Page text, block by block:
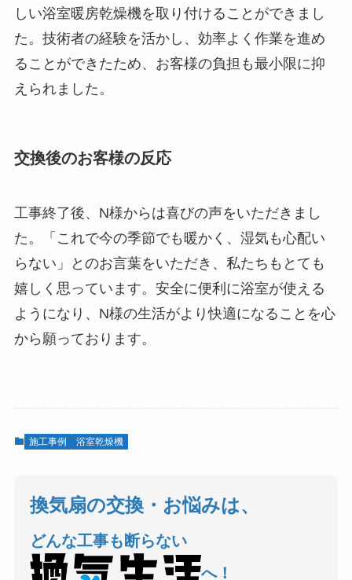
しい浴室暖房乾燥機を取り付けることができまし
た。技術者の経験を活かし、効率よく作業を進め
ることができたため、お客様の負担も最小限に抑
えられました。
交換後のお客様の反応
工事終了後、N様からは喜びの声をいただきまし
た。「これで今の季節でも暖かく、湿気も心配い
らない」とのお言葉をいただき、私たちもとても
嬉しく思っています。安全に便利に浴室が使える
ようになり、N様の生活がより快適になることを心
から願っております。
施工事例 浴室乾燥機
換気扇の交換・お悩みは、
どんな工事も断らない
へ！